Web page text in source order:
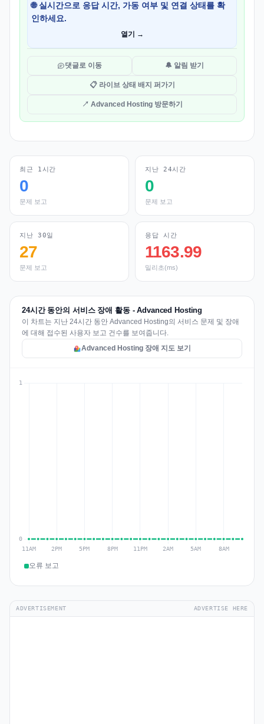
🌐 실시간으로 응답 시간, 가동 여부 및 연결 상태를 확
인하세요.
열기 →
댓글로 이동 🔔 알림 받기
📋 라이브 상태 배지 퍼가기
↗ Advanced Hosting 방문하기
최근 1시간
0
문제 보고
지난 24시간
0
문제 보고
지난 30일
27
문제 보고
응답 시간
1163.99
밀리초(ms)
24시간 동안의 서비스 장애 활동 - Advanced Hosting
이 차트는 지난 24시간 동안 Advanced Hosting의 서비스 문제 및 장애
에 대해 접수된 사용자 보고 건수를 보여줍니다.
Advanced Hosting 장애 지도 보기
오류 보고
ADVERTISEMENT ADVERTISE HERE